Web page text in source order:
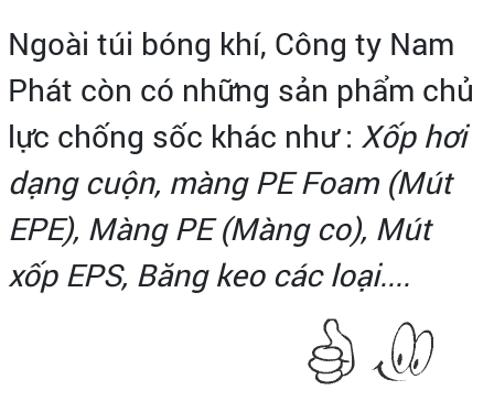
Ngoài túi bóng khí, Công ty Nam
Phát còn có những sản phẩm chủ
lực chống sốc khác như : Xốp hơi
dạng cuộn, màng PE Foam (Mút
EPE), Màng PE (Màng co), Mút
xốp EPS, Băng keo các loại....